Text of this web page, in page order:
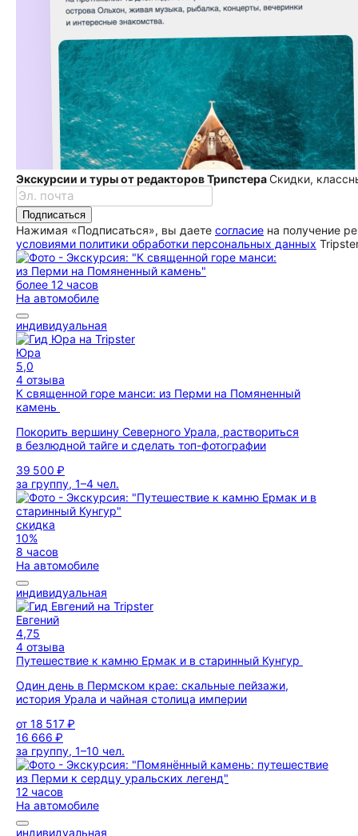
Экскурсии и туры от редакторов ТрипстераСкидки,
Подписаться
Нажимая «Подписаться», вы даете согласие на получение
условиями политики обработки персональных данных
более 12 часов
На автомобиле
индивидуальная
Юра
5,0
4 отзыва
К священной горе манси: из Перми на Помяненный
камень
Покорить вершину Северного Урала, раствориться
в безлюдной тайге и сделать топ-фотографии
39 500 ₽
за группу, 1–4 чел.
скидка
10%
8 часов
На автомобиле
индивидуальная
Евгений
4,75
4 отзыва
Путешествие к камню Ермак и в старинный Кунгур
Один день в Пермском крае: скальные пейзажи,
история Урала и чайная столица империи
от 18 517 ₽
16 666 ₽
за группу, 1–10 чел.
12 часов
На автомобиле
индивидуальная